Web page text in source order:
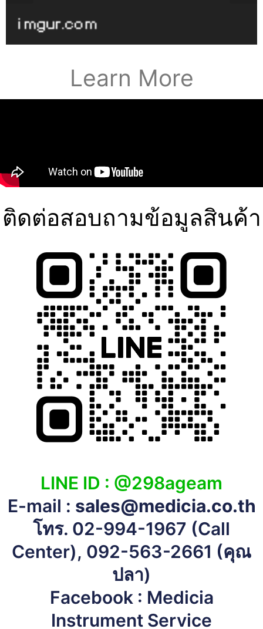
Learn More
ติดต่อสอบถามข้อมูลสินค้า
LINE ID : @298ageam
E-mail : sales@medicia.co.th
โทร. 02-994-1967 (Call
Center), 092-563-2661 (คุณ
ปลา)
Facebook : Medicia
Instrument Service